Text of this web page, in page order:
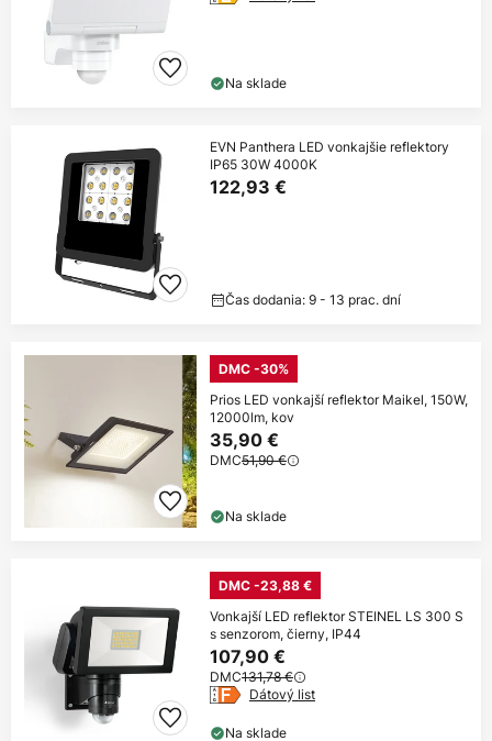
Na sklade
EVN Panthera LED vonkajšie reflektory
IP65 30W 4000K
122,93 €
Čas dodania: 9 - 13 prac. dní
DMC -30%
Prios LED vonkajší reflektor Maikel, 150W,
12000lm, kov
35,90 €
DMC51,90 €
Na sklade
DMC -23,88 €
Vonkajší LED reflektor STEINEL LS 300 S
s senzorom, čierny, IP44
107,90 €
DMC131,78 €
Dátový list
Na sklade